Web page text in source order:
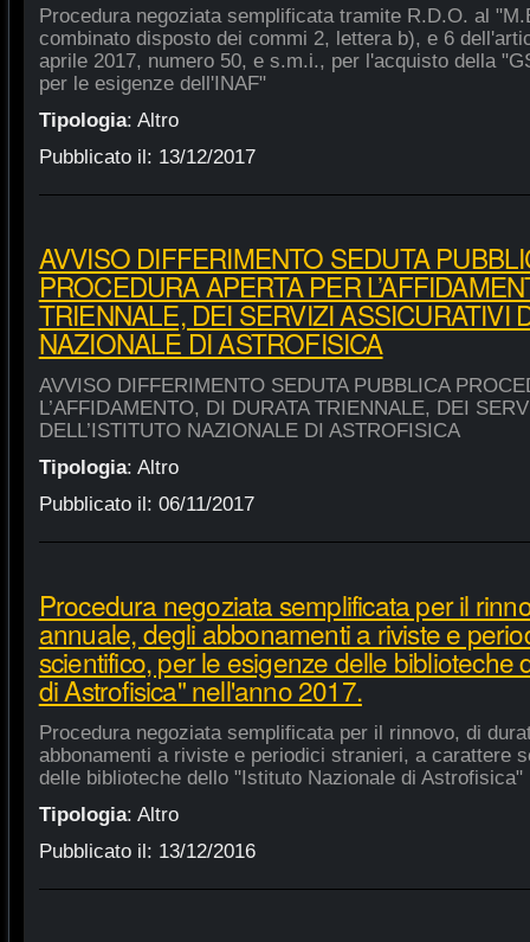
Procedura negoziata semplificata tramite R.D.O. al
combinato disposto dei commi 2, lettera b), e 6
aprile 2017, numero 50, e s.m.i., per l'acquisto della
per le esigenze dell'INAF"
Tipologia: Altro
Pubblicato il: 13/12/2017
AVVISO DIFFERIMENTO SEDUTA
PROCEDURA APERTA PER
TRIENNALE, DEI SERVIZI ASSICURATIVI
NAZIONALE DI ASTROFISICA
AVVISO DIFFERIMENTO SEDUTA PUBBLICA
L’AFFIDAMENTO, DI DURATA TRIENNALE, DEI
DELL’ISTITUTO NAZIONALE DI ASTROFISICA
Tipologia: Altro
Pubblicato il: 06/11/2017
Procedura negoziata semplificata per il
annuale, degli abbonamenti a riviste e
scientifico, per le esigenze delle biblioteche
di Astrofisica" nell'anno 2017.
Procedura negoziata semplificata per il rinnovo, di
abbonamenti a riviste e periodici stranieri, a carattere
delle biblioteche dello "Istituto Nazionale di Astrofisica"
Tipologia: Altro
Pubblicato il: 13/12/2016